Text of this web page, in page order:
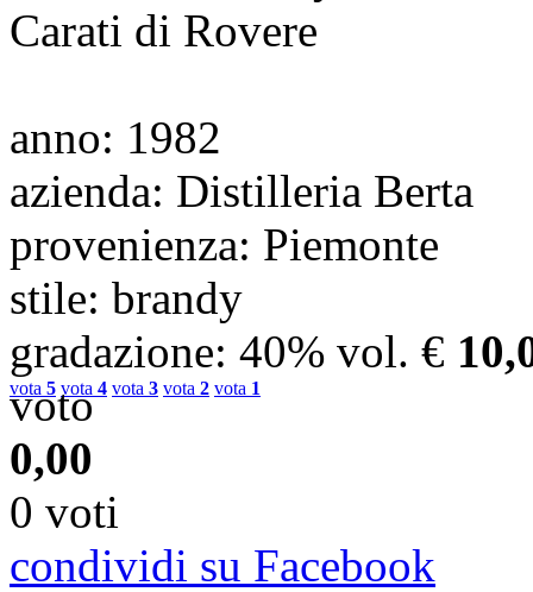
Carati di Rovere
anno: 1982
azienda: Distilleria Berta
provenienza: Piemonte
stile: brandy
gradazione: 40% vol. €
vota 5 vota 4 vota 3 vota 2 vota 1
voto
0,00
0 voti
condividi su Facebook